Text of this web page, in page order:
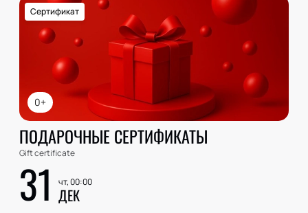
0+
Сертификат
ПОДАРОЧНЫЕ СЕРТИФИКАТЫ
Gift certificate
31 чт, 00:00
ДЕК